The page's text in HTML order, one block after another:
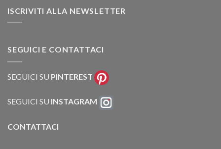
ISCRIVITI ALLA NEWSLETTER
SEGUICI E CONTATTACI
SEGUICI SU PINTEREST
SEGUICI SU INSTAGRAM
CONTATTACI